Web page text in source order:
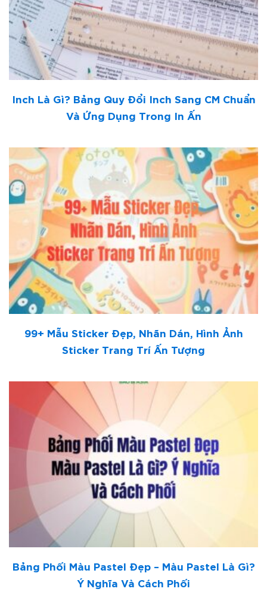
Inch Là Gì? Bảng Quy Đổi Inch Sang CM Chuẩn
Và Ứng Dụng Trong In Ấn
99+ Mẫu Sticker Đẹp, Nhãn Dán, Hình Ảnh
Sticker Trang Trí Ấn Tượng
Bảng Phối Màu Pastel Đẹp – Màu Pastel Là Gì?
Ý Nghĩa Và Cách Phối